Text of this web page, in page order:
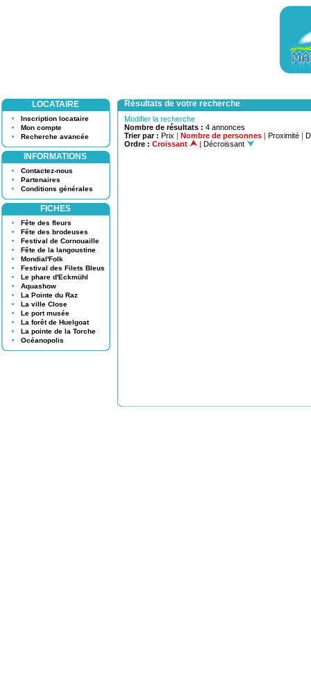
LOCATAIRE
Inscription locataire
Mon compte
Recherche avancée
INFORMATIONS
Contactez-nous
Partenaires
Conditions générales
FICHES
Fête des fleurs
Fête des brodeuses
Festival de Cornouaille
Fête de la langoustine
Mondial'Folk
Festival des Filets Bleus
Le phare d'Eckmühl
Aquashow
La Pointe du Raz
La ville Close
Le port musée
La forêt de Huelgoat
La pointe de la Torche
Océanopolis
Résultats de votre recherche
Modifier la recherche
Nombre de résultats : 4 annonces
Trier par : Prix | Nombre de personnes | Proximité |
Ordre : Croissant | Décroissant